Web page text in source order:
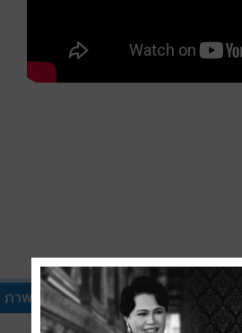
ภาพวิดีทัศน์อื่นๆ